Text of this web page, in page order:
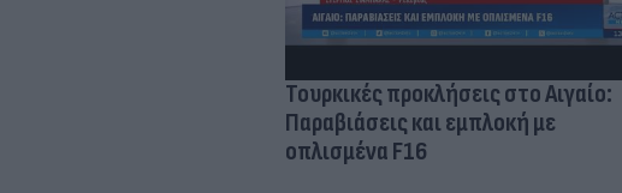
Τουρκικές προκλήσεις στο Αιγαίο:
Παραβιάσεις και εμπλοκή με
οπλισμένα F16